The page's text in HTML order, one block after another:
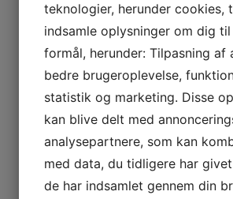
Ved opgørelsen af det
for den udlejede lejlighed havde
reduceret lejeindtægten med
standardfradraget på 24.000 kr.
godkendte Skattestyrelsen ikke,
indkomsten blev derfor forhøjet
kr.
Da lejligheden havde været
fandt Landsskatteretten, at
teknologier, herunder cookies,
indsamle oplysninger om dig
formål, herunder: Tilpasning af
bedre brugeroplevelse,
statistik og marketing. Disse
kan blive delt med
analysepartnere, som kan
med data, du tidligere har
de har indsamlet gennem din